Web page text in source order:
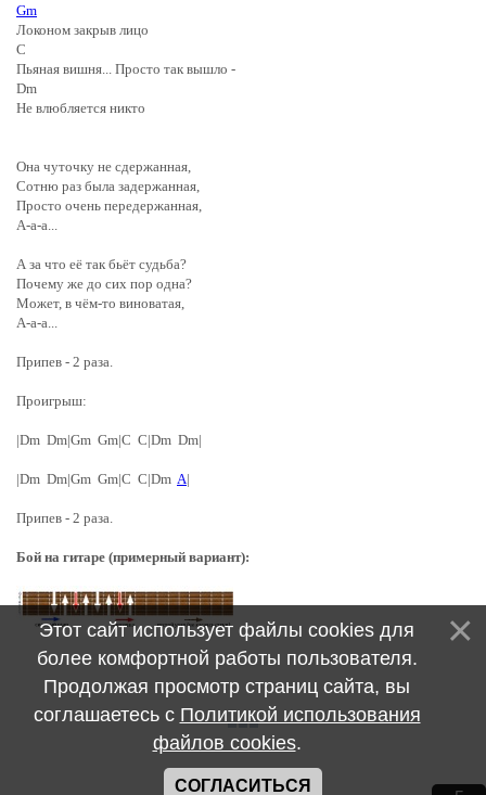
Gm
Локоном закрыв лицо
C
Пьяная вишня... Просто так вышло -
Dm
Не влюбляется никто
Она чуточку не сдержанная,
Сотню раз была задержанная,
Просто очень передержанная,
А-а-а...
А за что её так бьёт судьба?
Почему же до сих пор одна?
Может, в чём-то виноватая,
А-а-а...
Припев - 2 раза.
Проигрыш:
|Dm Dm|Gm Gm|C C|Dm Dm|
|Dm Dm|Gm Gm|C C|Dm A|
Припев - 2 раза.
Бой на гитаре (примерный вариант):
Этот сайт использует файлы cookies для
более комфортной работы пользователя.
Продолжая просмотр страниц сайта, вы
соглашаетесь с Политикой использования
файлов cookies.
СОГЛАСИТЬСЯ